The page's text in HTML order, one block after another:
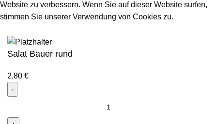
Website zu verbessern. Wenn Sie auf dieser Website surfen,
stimmen Sie unserer Verwendung von Cookies zu.
Salat Bauer rund
2,80 €